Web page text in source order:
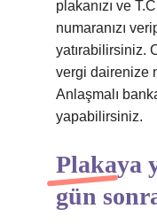
plakanızı ve
numaranızı
yatırabilirsiniz.
vergi dairenize
Anlaşmalı
yapabilirsiniz.
Plakaya
gün